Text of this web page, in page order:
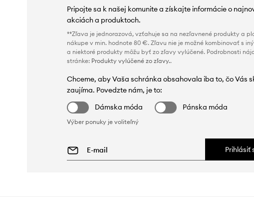
Pripojte sa k našej komunite a získajte informácie o
akciách a produktoch.
**Zľava je jednorazová, vzťahuje sa na nezľavnené produkty a
nákupe v min. hodnote 80 €. Zľavu nie je možné kombinovať s
a niektoré produkty môžu byť zo zľavy vylúčené. Podrobnosti
stránke: Produkty vylúčené zo zľavy..
Chceme, aby Vaša schránka obsahovala iba to, čo Vás
zaujíma. Povedzte nám, je to:
Dámska móda
Pánska móda
Výber ponuky je voliteľný
Prihlásiť